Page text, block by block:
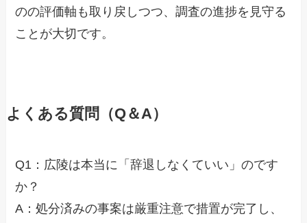
のの評価軸も取り戻しつつ、調査の進捗を見守る
ことが大切です。
よくある質問（Q＆A）
Q1：広陵は本当に「辞退しなくていい」のです
か？
A：処分済みの事案は厳重注意で措置が完了し、